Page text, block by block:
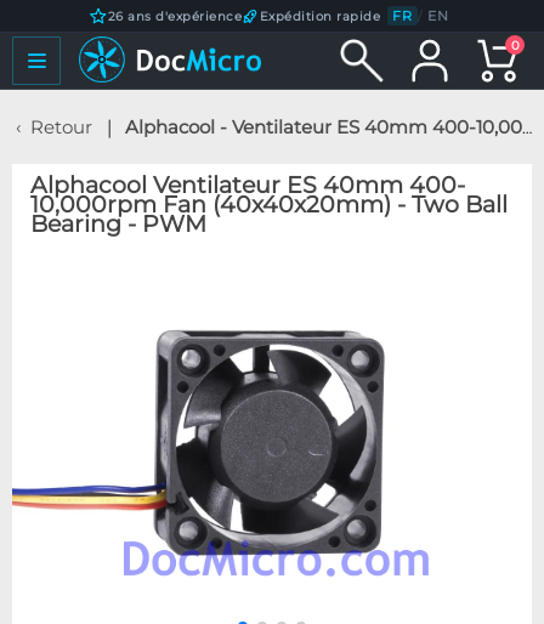
26 ans d'expérience Expédition rapide FR / EN
0
Retour Alphacool - Ventilateur ES 40mm 400-10,000rpm Fan (40x40x20mm) - Two Ball Bearing - PWM
Alphacool Ventilateur ES 40mm 400-
10,000rpm Fan (40x40x20mm) - Two Ball
Bearing - PWM